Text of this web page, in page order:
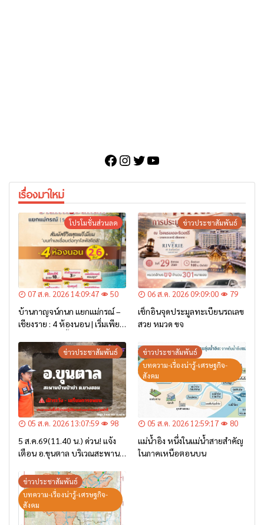
Facebook
Instagram
Twitter
YouTube
เรื่องมาใหม่
โปรโมชั่นส่วนลด
07 ส.ค. 2026 14:09:47 50
บ้านกาญจน์กนก แยกแม่กรณ์ –
เชียงราย : 4 ห้องนอน | เริ่มเพียง
ข่าวประชาสัมพันธ์
06 ส.ค. 2026 09:09:00 79
เช็กอินจุดประมูลทะเบียนรถเลข
สวย หมวด ขจ
ข่าวประชาสัมพันธ์
05 ส.ค. 2026 13:07:59 98
5 ส.ค.69(11.40 น.) ด่วน! แจ้ง
เตือน อ.ขุนตาล บริเวณสะพาน
– เตรียมการอพยพ”
ข่าวประชาสัมพันธ์
บทความ-เรื่องน่ารู้-เศรษฐกิจ-
สังคม
05 ส.ค. 2026 12:59:17 80
แม่น้ำอิง หนึ่งในแม่น้ำสายสำคัญ
ในภาคเหนือตอนบน
ข่าวประชาสัมพันธ์
บทความ-เรื่องน่ารู้-เศรษฐกิจ-
สังคม